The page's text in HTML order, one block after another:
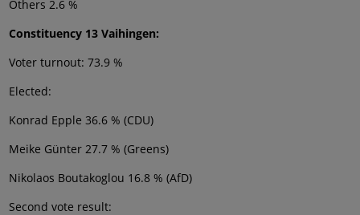
Others 2.6 %
Constituency 13 Vaihingen:
Voter turnout: 73.9 %
Elected:
Konrad Epple 36.6 % (CDU)
Meike Günter 27.7 % (Greens)
Nikolaos Boutakoglou 16.8 % (AfD)
Second vote result: